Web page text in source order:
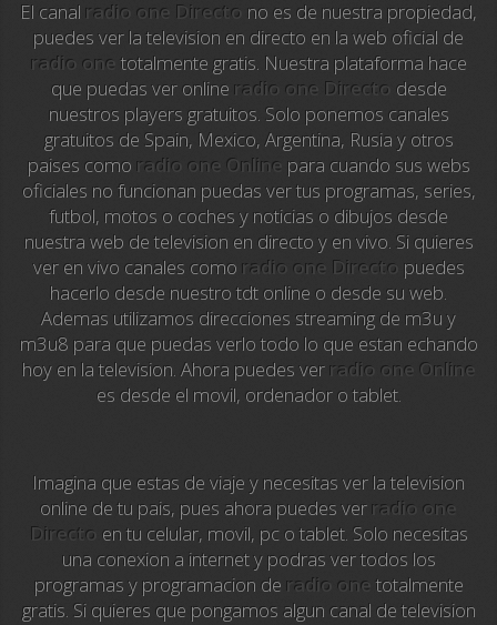
La Otra
TeleMadrid
Anime TV
Pakapaka
Azteca Trece
Azteca Cinema
Abu Dhabi TV
National Geographic
NFL Flow
Sky News
EuroSport
El canal radio one Directo no es de nuestra propiedad,
puedes ver la television en directo en la web oficial de
radio onetotalmente gratis. Nuestra plataforma hace
que puedas ver online radio one Directo desde
nuestros players gratuitos. Solo ponemos canales
gratuitos de Spain, Mexico, Argentina, Rusia y otros
paises como radio one Online para cuando sus webs
oficiales no funcionan puedas ver tus programas, series,
futbol, motos o coches y noticias o dibujos desde
nuestra web de television en directo y en vivo. Si quieres
ver en vivo canales como radio one Directo puedes
hacerlo desde nuestro tdt online o desde su web.
Ademas utilizamos direcciones streaming de m3u y
m3u8 para que puedas verlo todo lo que estan echando
hoy en la television. Ahora puedes verradio one Online
es desde el movil, ordenador o tablet.
Imagina que estas de viaje y necesitas ver la television
online de tu pais, pues ahora puedes verradio one
Directo en tu celular, movil, pc o tablet. Solo necesitas
una conexion a internet y podras ver todos los
programas y programacion de radio onetotalmente
gratis. Si quieres que pongamos algun canal de television